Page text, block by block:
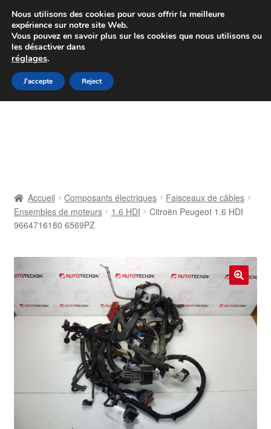
Colissimo livraison à partir de 7 EUR
Du lundi au vendredi de 9 h à 16 h
Aller
à
Aller
au
Contact
Livraison internationale
Mon compte
Accueil Composants électriques
Faisceaux de câbles
Ensembles de moteurs
1.6 HDI
Citroën Peugeot 1.6 HDI
9664716180 6569PZ
Nous utilisons des cookies pour vous offrir la meilleure
expérience sur notre site Web.
Vous pouvez en savoir plus sur les cookies que nous utilisons ou
les désactiver dans
réglages.
J'accepte Reject